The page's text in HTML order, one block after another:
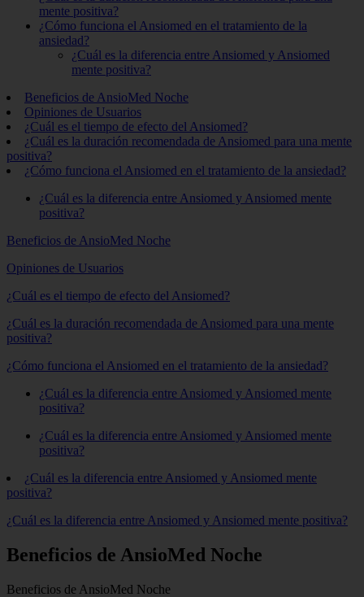
mente positiva?
¿Cómo funciona el Ansiomed en el tratamiento de la
ansiedad?
¿Cuál es la diferencia entre Ansiomed y Ansiomed
mente positiva?
Beneficios de AnsioMed Noche
Opiniones de Usuarios
¿Cuál es el tiempo de efecto del Ansiomed?
¿Cuál es la duración recomendada de Ansiomed para una mente
positiva?
¿Cómo funciona el Ansiomed en el tratamiento de la ansiedad?
¿Cuál es la diferencia entre Ansiomed y Ansiomed mente
positiva?
Beneficios de AnsioMed Noche
Opiniones de Usuarios
¿Cuál es el tiempo de efecto del Ansiomed?
¿Cuál es la duración recomendada de Ansiomed para una mente
positiva?
¿Cómo funciona el Ansiomed en el tratamiento de la ansiedad?
¿Cuál es la diferencia entre Ansiomed y Ansiomed mente
positiva?
¿Cuál es la diferencia entre Ansiomed y Ansiomed mente
positiva?
¿Cuál es la diferencia entre Ansiomed y Ansiomed mente
positiva?
¿Cuál es la diferencia entre Ansiomed y Ansiomed mente positiva?
Beneficios de AnsioMed Noche
Beneficios de AnsioMed Noche